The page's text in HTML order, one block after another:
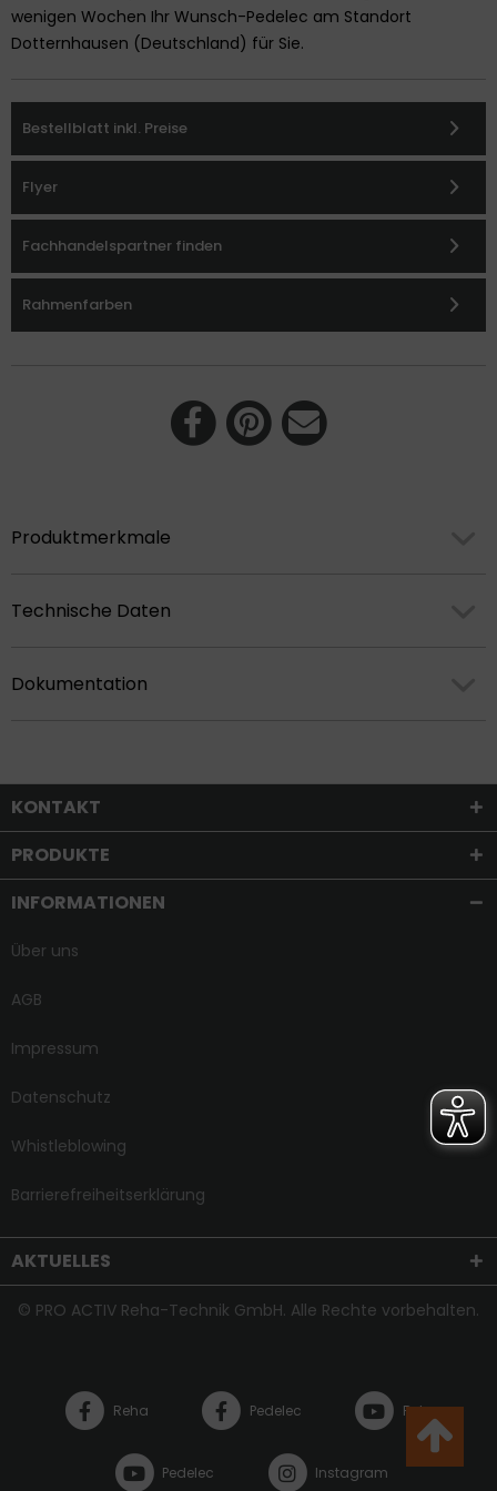
wenigen Wochen Ihr Wunsch-Pedelec am Standort
Dotternhausen (Deutschland) für Sie.
Fachhandelspartner finden
Rahmenfarben
Bestellblatt inkl. Preise
Flyer
Produktmerkmale
Technische Daten
Dokumentation
KONTAKT
PRODUKTE
INFORMATIONEN
Über uns
AGB
Impressum
Datenschutz
Whistleblowing
Barrierefreiheitserklärung
AKTUELLES
© PRO ACTIV Reha-Technik GmbH. Alle Rechte vorbehalten.
Reha Pedelec Reha
Pedelec Instagram